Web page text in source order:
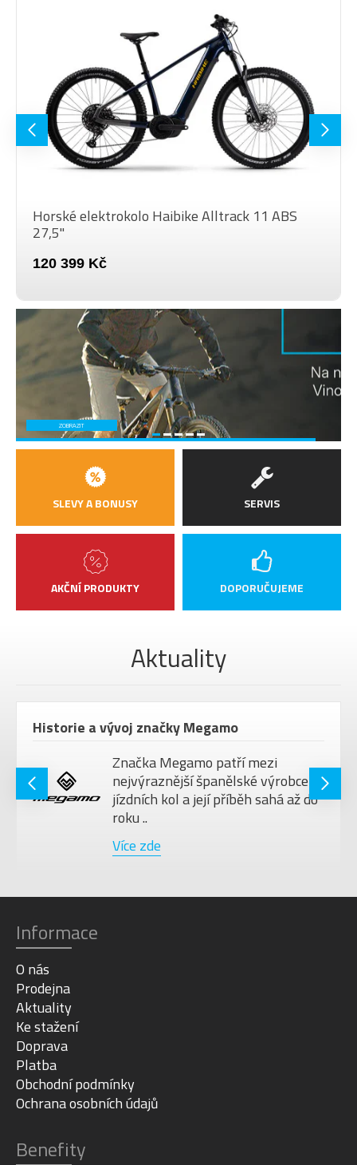
Horské elektrokolo Haibike Alltrack 11 ABS
27,5"
120 399 Kč
ZOBRAZIT
SLEVY A BONUSY
AKČNÍ PRODUKTY
SERVIS
DOPORUČUJEME
Aktuality
Historie a vývoj značky Megamo
Značka Megamo patří mezi
nejvýraznější španělské výrobce
jízdních kol a její příběh sahá až do
roku ..
Více zde
Informace
O nás
Prodejna
Aktuality
Ke stažení
Doprava
Platba
Obchodní podmínky
Ochrana osobních údajů
Benefity